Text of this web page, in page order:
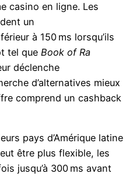
casino en ligne. Les
un
à 150 ms lorsqu’ils
tel que Book of Ra
déclenche
d’alternatives mieux
comprend un cashback
pays d’Amérique latine
être plus flexible, les
jusqu’à 300 ms avant